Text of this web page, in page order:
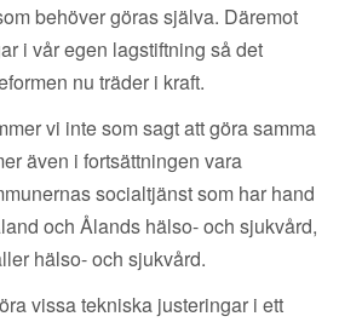
behöver göras själva. Däremot
i vår egen lagstiftning så det
nu träder i kraft.
vi inte som sagt att göra samma
även i fortsättningen vara
socialtjänst som har hand
och Ålands hälso- och sjukvård,
hälso- och sjukvård.
vissa tekniska justeringar i ett